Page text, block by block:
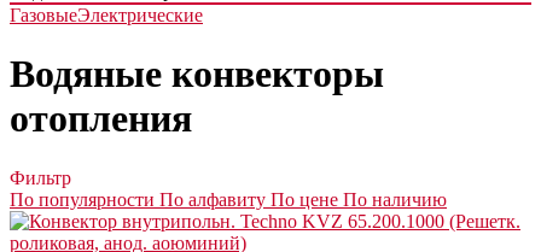
ГазовыеЭлектрические
Водяные конвекторы
отопления
Фильтр
По популярности По алфавиту По цене По наличию